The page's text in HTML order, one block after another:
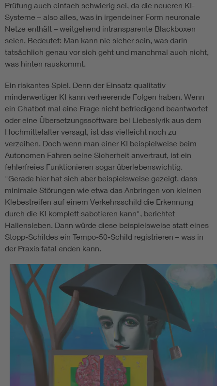
Prüfung auch einfach schwierig sei, da die neueren KI-
Systeme – also alles, was in irgendeiner Form neuronale
Netze enthält – weitgehend intransparente Blackboxen
seien. Bedeutet: Man kann nie sicher sein, was darin
tatsächlich genau vor sich geht und manchmal auch nicht,
was hinten rauskommt.
Ein riskantes Spiel. Denn der Einsatz qualitativ
minderwertiger KI kann verheerende Folgen haben. Wenn
ein Chatbot mal eine Frage nicht befriedigend beantwortet
oder eine Übersetzungssoftware bei Liebeslyrik aus dem
Hochmittelalter versagt, ist das vielleicht noch zu
verzeihen. Doch wenn man einer KI beispielweise beim
Autonomen Fahren seine Sicherheit anvertraut, ist ein
fehlerfreies Funktionieren sogar überlebenswichtig.
"Gerade hier hat sich aber beispielsweise gezeigt, dass
minimale Störungen wie etwa das Anbringen von kleinen
Klebestreifen auf einem Verkehrsschild die Erkennung
durch die KI komplett sabotieren kann", berichtet
Hallensleben. Dann würde diese beispielsweise statt eines
Stopp-Schildes ein Tempo-50-Schild registrieren – was in
der Praxis fatal enden kann.